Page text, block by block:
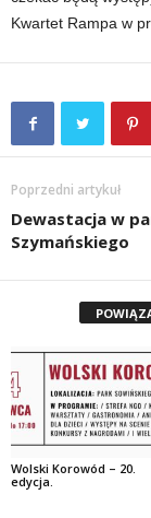
Kwartet Rampa w
Poprzedni artykuł
Dewastacja w
Szymańskiego
Wolski Korowód – 20.
edycja.